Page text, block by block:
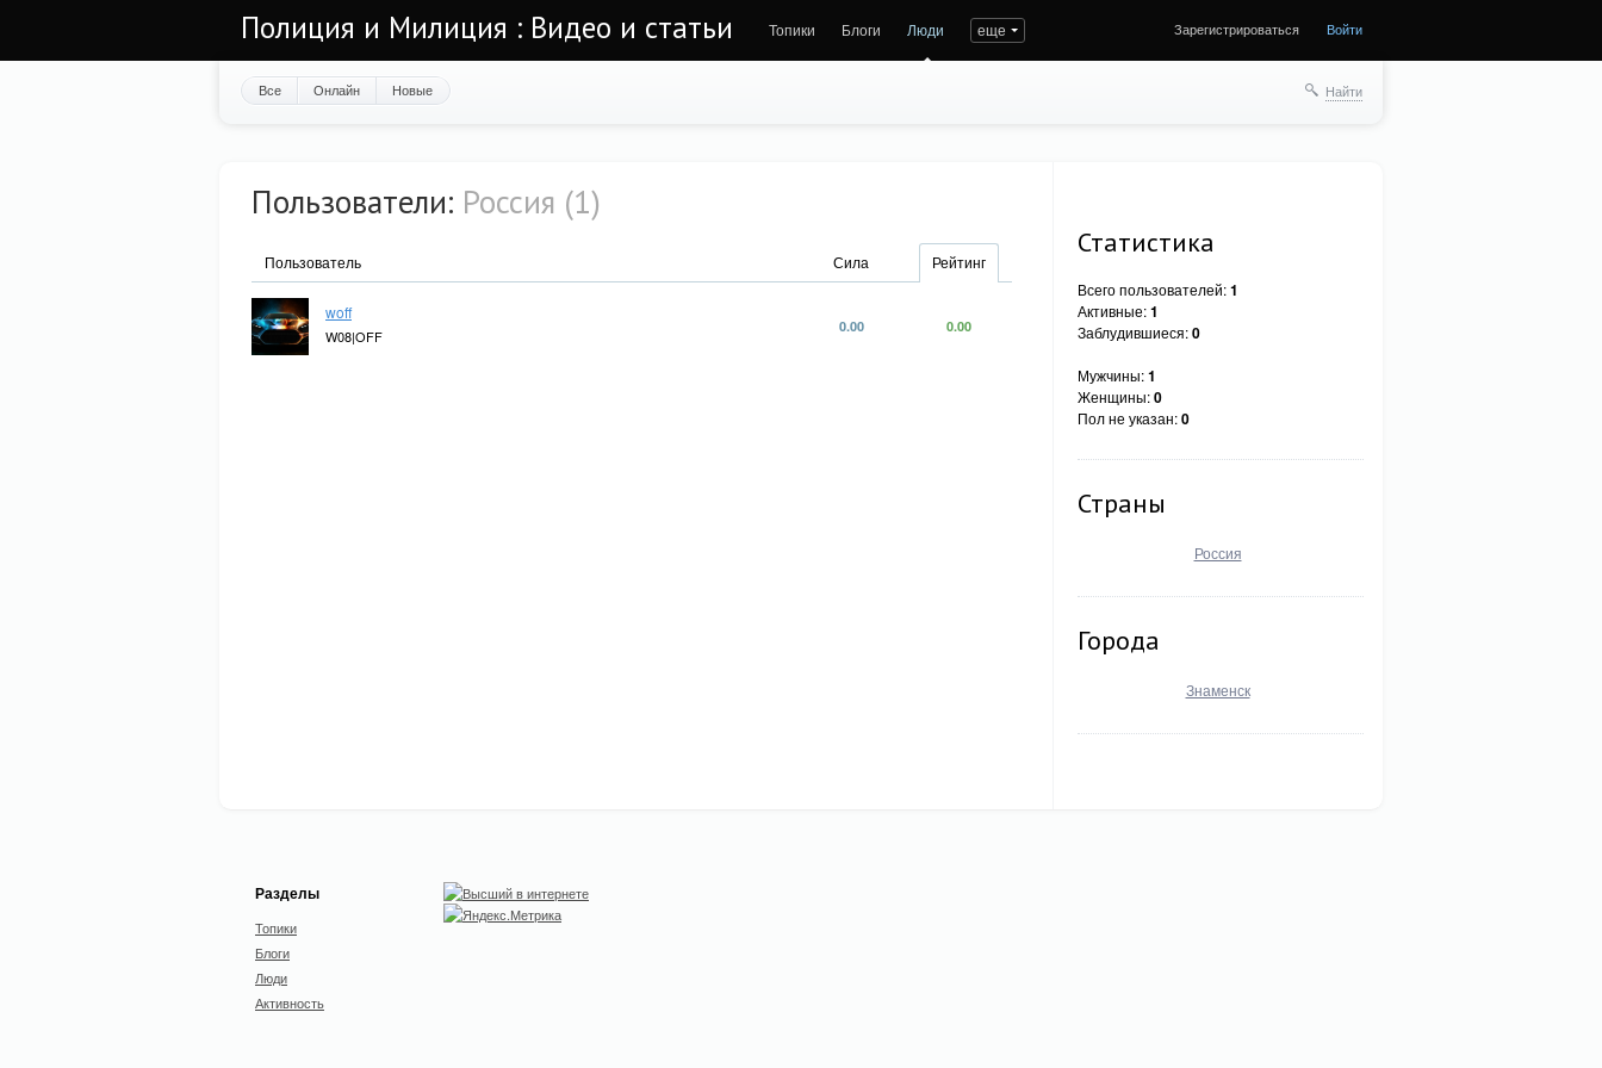
Полиция и Милиция : Видео и статьи Топики Блоги Люди еще Зарегистрироваться Войти
Все Онлайн Новые Найти
Статистика
Всего пользователей:1
Активные:1
Заблудившиеся:0
Мужчины:1
Женщины:0
Пол не указан:0
Страны
Россия
Города
Знаменск
Пользователи: Россия (1)
Пользователь Сила Рейтинг
woff
W08|OFF
0.00 0.00
Разделы
Топики
Блоги
Люди
Активность